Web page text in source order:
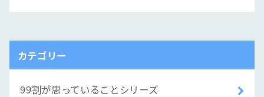
カテゴリー
99割が思っていることシリーズ